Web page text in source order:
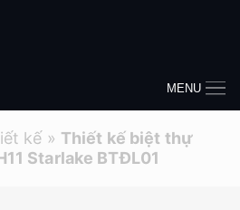
MENU
kế » Thiết kế biệt thự
Starlake BTĐL01